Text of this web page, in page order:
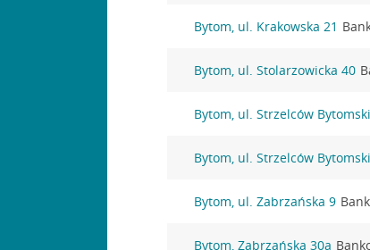
Bytom, ul. Krakowska 21
Bytom, ul. Stolarzowicka 40
Bytom, ul. Strzelców
Bytom, ul. Strzelców
Bytom, ul. Zabrzańska 9
Bytom, Zabrzańska 30a